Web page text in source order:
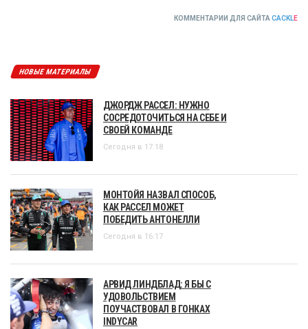
КОММЕНТАРИИ ДЛЯ САЙТА CACKLE
НОВЫЕ МАТЕРИАЛЫ
ДЖОРДЖ РАССЕЛ: НУЖНО
СОСРЕДОТОЧИТЬСЯ НА СЕБЕ И
СВОЕЙ КОМАНДЕ
Сегодня в 17:18
МОНТОЙЯ НАЗВАЛ СПОСОБ,
КАК РАССЕЛ МОЖЕТ
ПОБЕДИТЬ АНТОНЕЛЛИ
Сегодня в 16:17
АРВИД ЛИНДБЛАД: Я БЫ С
УДОВОЛЬСТВИЕМ
ПОУЧАСТВОВАЛ В ГОНКАХ
INDYCAR